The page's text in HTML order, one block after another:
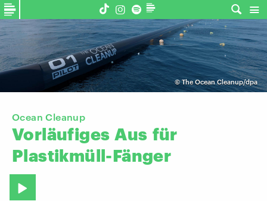
©The Ocean Cleanup/dpa
Ocean Cleanup
Vorläufiges Aus für
Plastikmüll-Fänger